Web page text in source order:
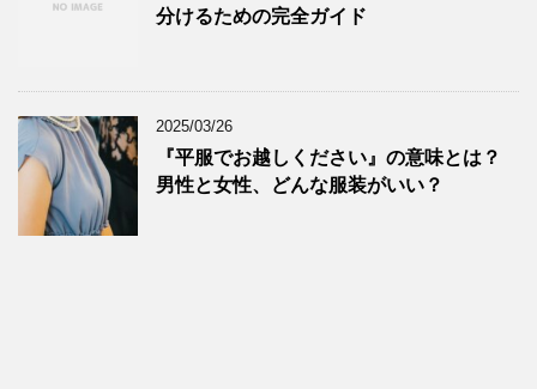
分けるための完全ガイド
2025/03/26
『平服でお越しください』の意味とは？
男性と女性、どんな服装がいい？